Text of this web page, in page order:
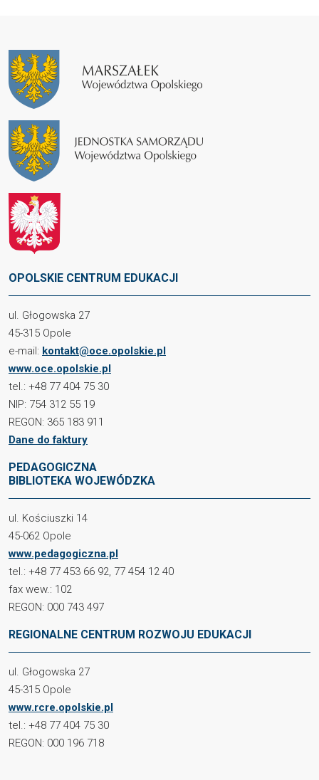
OPOLSKIE CENTRUM EDUKACJI
ul. Głogowska 27
45-315 Opole
e-mail: kontakt@oce.opolskie.pl
www.oce.opolskie.pl
tel.: +48 77 404 75 30
NIP: 754 312 55 19
REGON: 365 183 911
Dane do faktury
PEDAGOGICZNA
BIBLIOTEKA WOJEWÓDZKA
ul. Kościuszki 14
45-062 Opole
www.pedagogiczna.pl
tel.: +48 77 453 66 92, 77 454 12 40
fax wew.: 102
REGON: 000 743 497
REGIONALNE CENTRUM ROZWOJU EDUKACJI
ul. Głogowska 27
45-315 Opole
www.rcre.opolskie.pl
tel.: +48 77 404 75 30
REGON: 000 196 718